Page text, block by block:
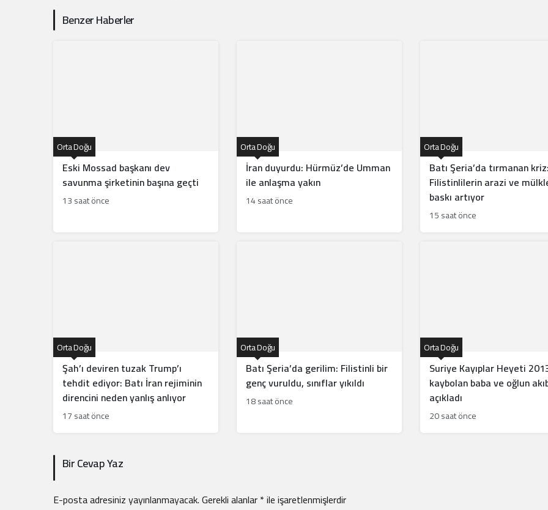
Benzer Haberler
Eski Mossad başkanı dev
savunma şirketinin başına geçti
Orta Doğu
13 saat önce
İran duyurdu: Hürmüz’de Umman
ile anlaşma yakın
Orta Doğu
14 saat önce
Batı Şeria’da tırmanan kriz:
Filistinlilerin arazi ve
baskı artıyor
Orta Doğu
15 saat önce
Şah’ı deviren tuzak Trump’ı
tehdit ediyor: Batı İran rejiminin
direncini neden yanlış anlıyor
Orta Doğu
17 saat önce
Batı Şeria’da gerilim: Filistinli bir
genç vuruldu, sınıflar yıkıldı
Orta Doğu
18 saat önce
Suriye Kayıplar Heyeti
kaybolan baba ve oğlun
açıkladı
Orta Doğu
20 saat önce
Bir Cevap Yaz
E-posta adresiniz yayınlanmayacak.Gerekli alanlar*ile işaretlenmişlerdir